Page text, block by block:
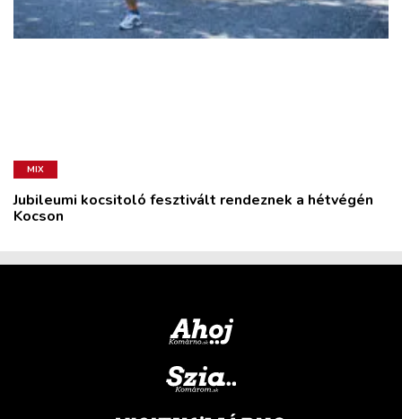
MIX
Jubileumi kocsitoló fesztivált rendeznek a hétvégén
Kocson